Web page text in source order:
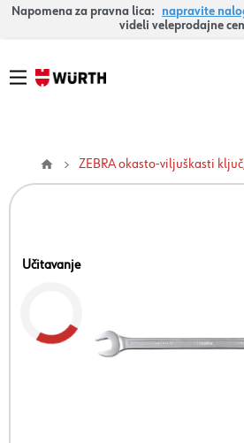
Napomena za pravna lica: napravite
videli veleprodajne
ZEBRA okasto-viljuškasti
Učitavanje